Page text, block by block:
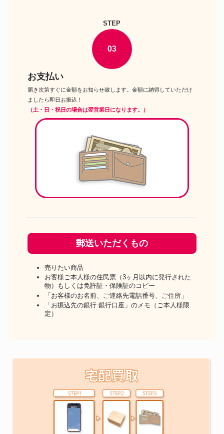
STEP
03
お支払い
届き次第すぐに金額をお知らせ致します。金額に納得していただけ
ましたら即日お振込！
（土・日・祝日の場合は翌営業日になります。）
郵送いただくもの
売りたい商品
お客様ご本人様の住民票（3ヶ月以内に発行された
物）もしくは免許証・保険証のコピー
「お客様のお名前、ご連絡先電話番号、ご住所」
「お振込先の銀行 銀行口座」のメモ（ご本人様限
定）